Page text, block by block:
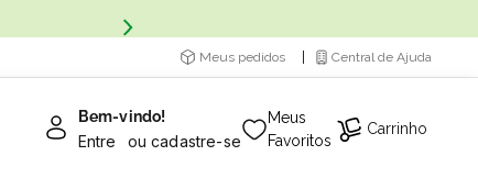
Meus pedidos Central de Ajuda
Bem-vindo!
Entre ou cadastre-se
Meus
Favoritos
Carrinho